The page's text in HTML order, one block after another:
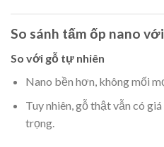
So sánh tấm ốp nano
So với gỗ tự nhiên
Nano bền hơn, không mối
Tuy nhiên, gỗ thật vẫn có
trọng.